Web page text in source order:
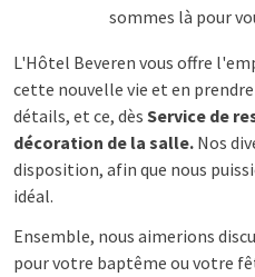
sommes là pour
L'Hôtel Beveren vous offre
cette nouvelle vie et en
détails, et ce, dès Service de
décoration de la salle. Nos
disposition, afin que nous
idéal.
Ensemble, nous aimerions
pour votre baptême ou votre